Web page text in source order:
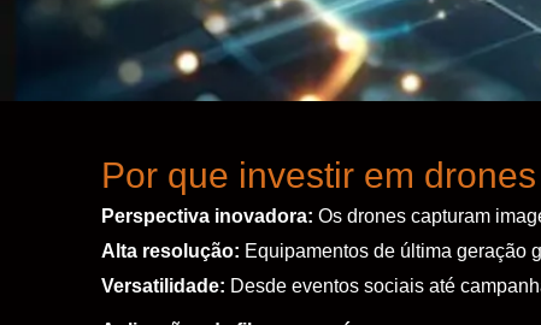
Por que investir em
Perspectiva inovadora: Os drones capturam
Alta resolução: Equipamentos de última geração
Versatilidade: Desde eventos sociais até